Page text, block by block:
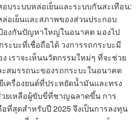
บระบบหล่อเย็นและระบบกันสะเทือน:
อเย็นและสภาพของส่วนประกอบ
องกันปัญหาใหญ่ในอนาคต มองไป
ะบะที่เชื่อถือได้ วงการรถกระบะมี
เราจะเห็นนวัตกรรมใหม่ๆ ที่จะช่วย
สมรรถนะของรถกระบะในอนาคต
เครื่องยนต์ที่ประหยัดน้ำมันและทรง
ยเหลือผู้ขับขี่ที่ชาญฉลาดขึ้น การ
ที่สุดสำหรับปี 2025 จึงเป็นการลงทุน